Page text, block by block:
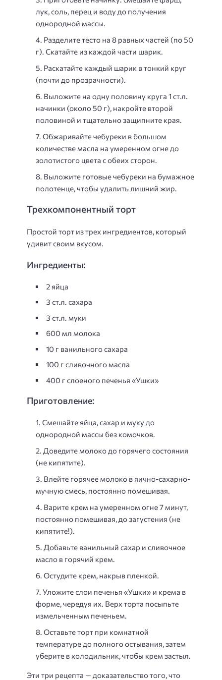
лук, соль, перец и воду до получения
однородной массы.
Разделите тесто на 8 равных частей (по 50
г). Скатайте из каждой части шарик.
Раскатайте каждый шарик в тонкий круг
(почти до прозрачности).
Выложите на одну половину круга 1 ст.л.
начинки (около 50 г), накройте второй
половиной и тщательно защипните края.
Обжаривайте чебуреки в большом
количестве масла на умеренном огне до
золотистого цвета с обеих сторон.
Выложите готовые чебуреки на бумажное
полотенце, чтобы удалить лишний жир.
Трехкомпонентный торт
Простой торт из трех ингредиентов, который
удивит своим вкусом.
Ингредиенты:
2 яйца
3 ст.л. сахара
3 ст.л. муки
600 мл молока
10 г ванильного сахара
100 г сливочного масла
400 г слоеного печенья «Ушки»
Приготовление:
Смешайте яйца, сахар и муку до
однородной массы без комочков.
Доведите молоко до горячего состояния
(не кипятите).
Влейте горячее молоко в яично-сахарно-
мучную смесь, постоянно помешивая.
Варите крем на умеренном огне 7 минут,
постоянно помешивая, до загустения (не
кипятите!).
Добавьте ванильный сахар и сливочное
масло в горячий крем.
Остудите крем, накрыв пленкой.
Уложите слои печенья «Ушки» и крема в
форме, чередуя их. Верх торта посыпьте
измельченным печеньем.
Оставьте торт при комнатной
температуре до полного остывания, затем
уберите в холодильник, чтобы крем застыл.
Эти три рецепта — доказательство того, что